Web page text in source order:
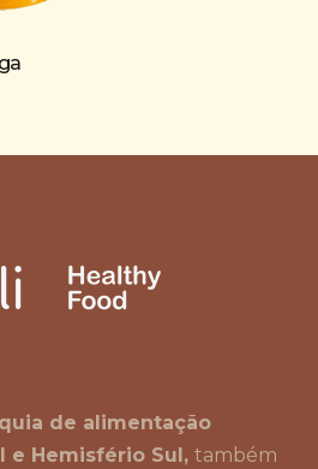
de alimentação
e Hemisfério Sul, também